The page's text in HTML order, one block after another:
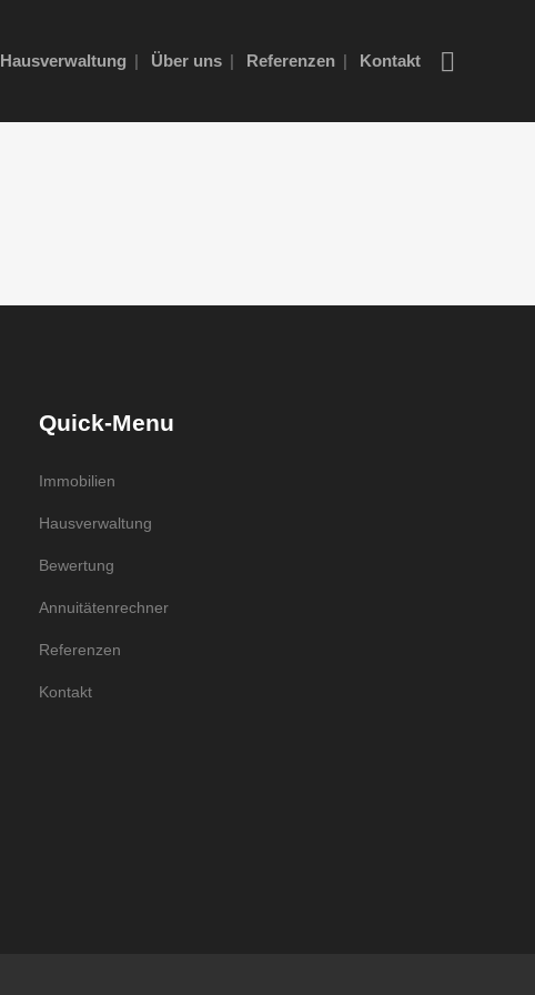
Hausverwaltung Über uns Referenzen Kontakt
Quick-Menu
Immobilien
Hausverwaltung
Bewertung
Annuitätenrechner
Referenzen
Kontakt